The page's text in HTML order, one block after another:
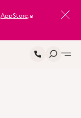
AppStore, в